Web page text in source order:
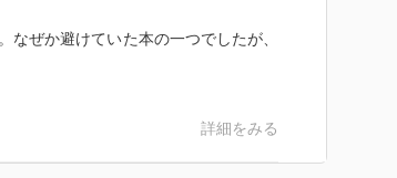
ぜか避けていた本の一つでしたが、
詳細をみる